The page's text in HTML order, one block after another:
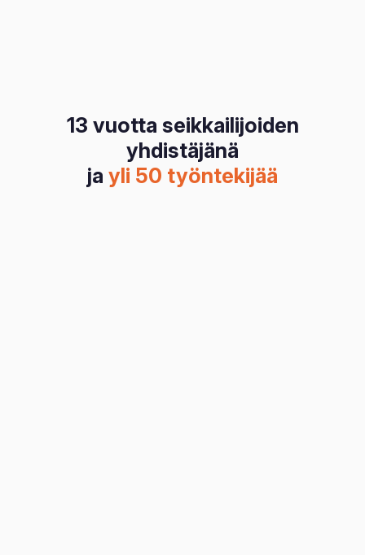
13 vuotta seikkailijoiden
yhdistäjänä
ja yli 50 työntekijää